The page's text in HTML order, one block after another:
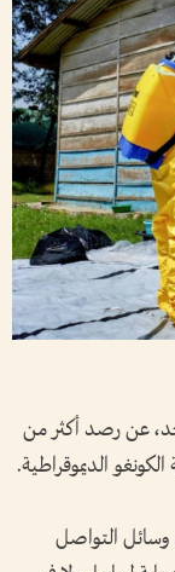
عن رصد أكثر من
التواصل